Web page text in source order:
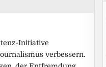
Initiative
verbessern.